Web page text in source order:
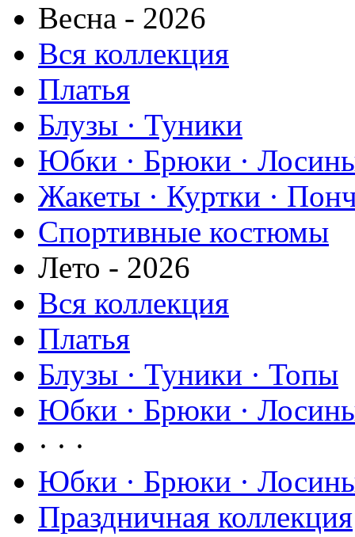
Весна - 2026
Вся коллекция
Платья
Блузы · Туники
Юбки · Брюки ·
Жакеты · Куртки ·
Спортивные костюмы
Лето - 2026
Вся коллекция
Платья
Блузы · Туники · Топы
Юбки · Брюки ·
· · ·
Юбки · Брюки ·
Праздничная коллекция